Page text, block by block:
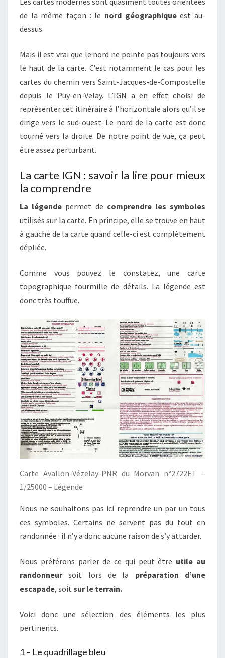
de la même façon : le nord géographiqueest au-
dessus.
Mais il est vrai que le nord ne pointe pas toujours vers
le haut de la carte. C’est notamment le cas pour les
cartes du chemin vers Saint-Jacques-de-Compostelle
depuis le Puy-en-Velay. L’IGN a en effet choisi de
représenter cet itinéraire à l’horizontale alors qu’il se
dirige vers le sud-ouest. Le nord de la carte est donc
tourné vers la droite. De notre point de vue, ça peut
être assez perturbant.
La carte IGN : savoir la lire pour mieux
la comprendre
La légende permet de comprendre les symboles
utilisés sur la carte. En principe, elle se trouve en haut
à gauche de la carte quand celle-ci est complètement
dépliée.
Comme vous pouvez le constatez, une carte
topographique fourmille de détails. La légende est
donc très touffue.
Carte Avallon-Vézelay-PNR du Morvan n°2722ET –
1/25000 – Légende
Nous ne souhaitons pas ici reprendre un par un tous
ces symboles. Certains ne servent pas du tout en
randonnée : il n’y a donc aucune raison de s’y attarder.
Nous préférons parler de ce qui peut être utile au
randonneursoit lors de la préparation d’une
escapade, soit sur le terrain.
Voici donc une sélection des éléments les plus
pertinents.
1 – Le quadrillage bleu